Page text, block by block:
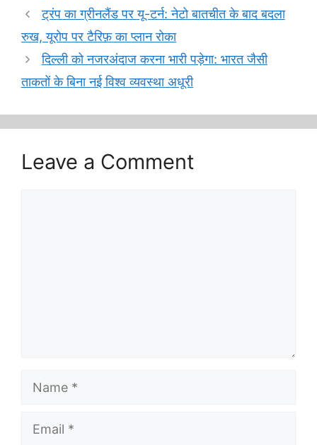
ट्रंप का ग्रीनलैंड पर यू-टर्न: नेटो बातचीत के बाद बदला
रुख, यूरोप पर टैरिफ़ का प्लान रोका
दिल्‍ली को नजरअंदाज करना भारी पड़ेगा: भारत जैसी
ताकतों के बिना नई विश्व व्यवस्था अधूरी
Leave a Comment
Name
Email